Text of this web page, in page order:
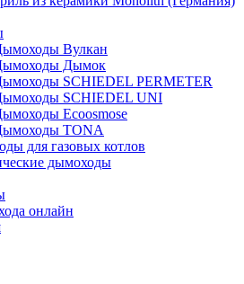
Вулкан
Дымок
SCHIEDEL PERMETER
SCHIEDEL UNI
Ecoosmose
TONA
для газовых котлов
дымоходы
онлайн